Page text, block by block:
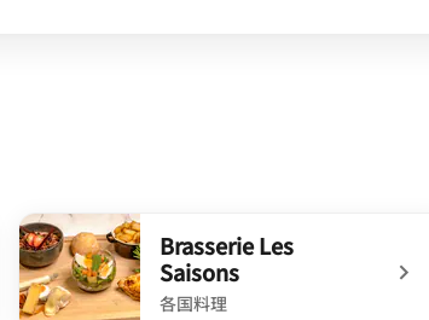
Brasserie Les
Saisons
各国料理